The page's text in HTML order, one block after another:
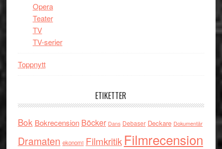
Opera
Teater
TV
TV-serier
Toppnytt
ETIKETTER
Bok Bokrecension Böcker Dans Debaser Deckare Dokumentär
Dramaten ekonomi Filmkritik Filmrecension